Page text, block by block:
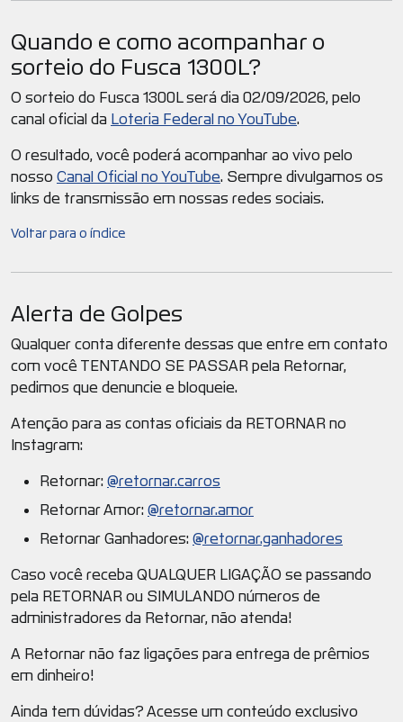
Quando e como acompanhar o
sorteio do Fusca 1300L?
O sorteio do Fusca 1300L será dia 02/09/2026, pelo
canal oficial da Loteria Federal no YouTube.
O resultado, você poderá acompanhar ao vivo pelo
nossoCanal Oficial no YouTube. Sempre divulgamos os
links de transmissão em nossas redes sociais.
Voltar para o índice
Alerta de Golpes
Qualquer conta diferente dessas que entre em contato
com você TENTANDO SE PASSAR pela Retornar,
pedimos que denuncie e bloqueie.
Atenção para as contas oficiais da RETORNAR no
Instagram:
Retornar:@retornar.carros
Retornar Amor:@retornar.amor
Retornar Ganhadores:@retornar.ganhadores
Caso você receba QUALQUER LIGAÇÃO se passando
pela RETORNAR ou SIMULANDO números de
administradores da Retornar, não atenda!
A Retornar não faz ligações para entrega de prêmios
em dinheiro!
Ainda tem dúvidas? Acesse um conteúdo exclusivo